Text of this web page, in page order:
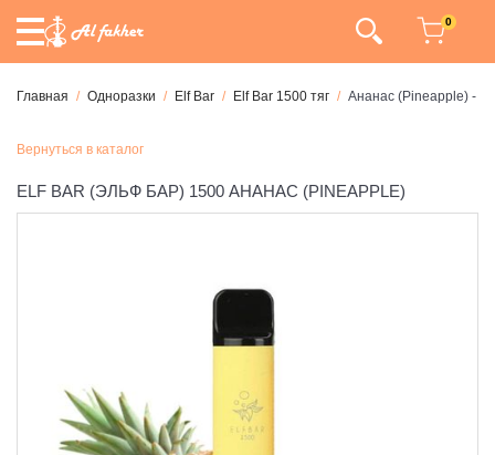
0
Главная Одноразки Elf Bar Elf Bar 1500 тяг Ананас (Pineapple) -
Вернуться в каталог
ELF BAR (ЭЛЬФ БАР) 1500 АНАНАС (PINEAPPLE)